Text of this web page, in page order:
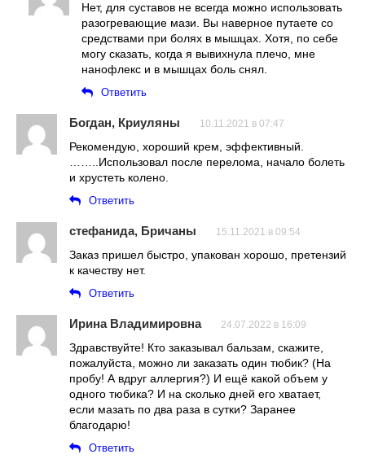
Нет, для суставов не всегда можно использовать
разогревающие мази. Вы наверное путаете со
средствами при болях в мышцах. Хотя, по себе
могу сказать, когда я вывихнула плечо, мне
нанофлекс и в мышцах боль снял.
Ответить
Богдан, Криуляны 10.11.2021 в 07:47
Рекомендую, хороший крем, эффективный.
……..Использовал после перелома, начало болеть
и хрустеть колено.
Ответить
стефанида, Бричаны 15.11.2021 в 09:54
Заказ пришел быстро, упакован хорошо, претензий
к качеству нет.
Ответить
Ирина Владимировна 24.07.2022 в 16:09
Здравствуйте! Кто заказывал бальзам, скажите,
пожалуйста, можно ли заказать один тюбик? (На
пробу! А вдруг аллергия?) И ещё какой объем у
одного тюбика? И на сколько дней его хватает,
если мазать по два раза в сутки? Заранее
благодарю!
Ответить